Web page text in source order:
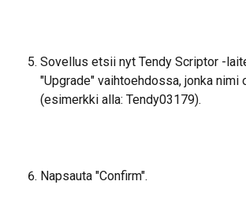
Sovellus etsii nyt Tendy Scriptor -
"Upgrade" vaihtoehdossa, jonka nimi
(esimerkki alla: Tendy03179).
Napsauta "Confirm".